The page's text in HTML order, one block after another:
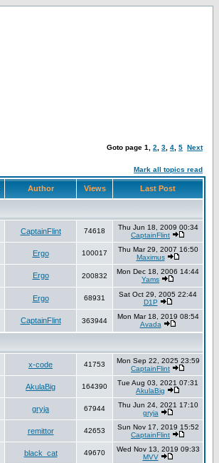
Goto page 1 2 3 4 5 Next
Mark all topics read
Author Views Last Post
CaptainFlint 74618
Thu Jun 18, 2009 00:34
CaptainFlint
Ergo 100017
Thu Mar 29, 2007 16:50
Maximus
Ergo 200832
Mon Dec 18, 2006 14:44
Yams
Ergo 68931
Sat Oct 29, 2005 22:44
D1P
CaptainFlint 363944
Mon Mar 18, 2019 08:54
Avada
x-code 41753
Mon Sep 22, 2025 23:59
CaptainFlint
AkulaBig 164390
Tue Aug 03, 2021 07:31
AkulaBig
gryja 67944
Thu Jun 24, 2021 17:10
gryja
remittor 42653
Sun Nov 17, 2019 15:52
CaptainFlint
black_cat 49670
Wed Nov 13, 2019 09:33
MVV